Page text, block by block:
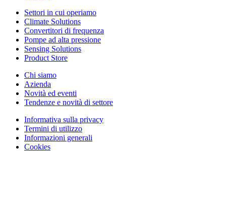
Settori in cui operiamo
Climate Solutions
Convertitori di frequenza
Pompe ad alta pressione
Sensing Solutions
Product Store
Chi siamo
Azienda
Novità ed eventi
Tendenze e novità di settore
Informativa sulla privacy
Termini di utilizzo
Informazioni generali
Cookies